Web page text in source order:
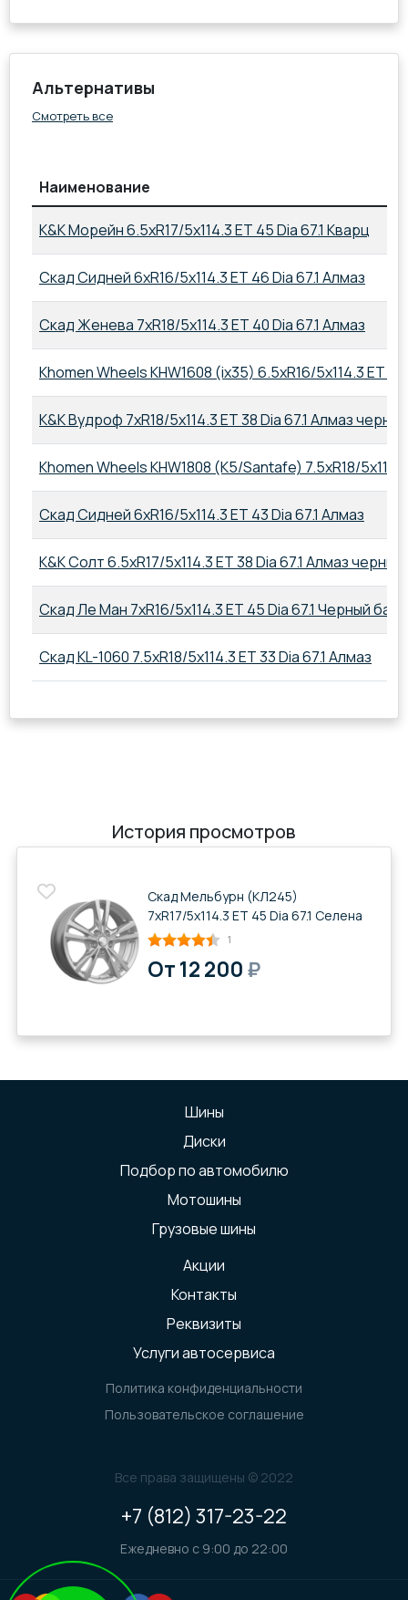
Альтернативы
Смотреть все
Наименование
K&K Морейн 6.5xR17/5x114.3 ET 45 Dia 67.1 Кварц
Скад Сидней 6xR16/5x114.3 ET 46 Dia 67.1 Алмаз
Скад Женева 7xR18/5x114.3 ET 40 Dia 67.1 Алмаз
Khomen Wheels KHW1608 (ix35) 6.5xR16/5x114.3 ET 45
K&K Вудроф 7xR18/5x114.3 ET 38 Dia 67.1 Алмаз черный
Khomen Wheels KHW1808 (K5/Santafe) 7.5xR18/
Скад Сидней 6xR16/5x114.3 ET 43 Dia 67.1 Алмаз
K&K Солт 6.5xR17/5x114.3 ET 38 Dia 67.1 Алмаз черный
Скад Ле Ман 7xR16/5x114.3 ET 45 Dia 67.1 Черный
Скад KL-1060 7.5xR18/5x114.3 ET 33 Dia 67.1 Алмаз
История просмотров
Скад Мельбурн (КЛ245)
7xR17/5x114.3 ET 45 Dia 67.1 Селена
1
От 12 200₽
Шины
Диски
Подбор по автомобилю
Мотошины
Грузовые шины
Акции
Контакты
Реквизиты
Услуги автосервиса
Политика конфиденциальности
Пользовательское соглашение
Все права защищены © 2022
+7 (812) 317-23-22
Ежедневно с 9:00 до 22:00